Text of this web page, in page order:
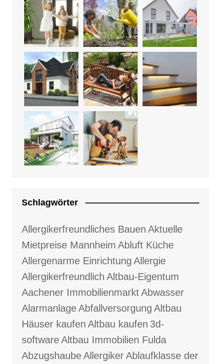
Schlagwörter
Allergikerfreundliches Bauen Aktuelle
Mietpreise Mannheim Abluft Küche
Allergenarme Einrichtung Allergie
Allergikerfreundlich Altbau-Eigentum
Aachener ImmobilienmarktAbwasser
AlarmanlageAbfallversorgung Altbau
Häuser kaufen Altbau kaufen 3d-
softwareAltbau Immobilien Fulda
AbzugshaubeAllergikerAblaufklasse der